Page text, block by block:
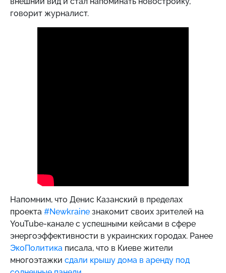
говорит журналист.
Напомним, что Денис Казанский в пределах
проекта #Newkraine знакомит своих зрителей на
YouTube-канале с успешными кейсами в сфере
энергоэффективности в украинских городах. Ранее
ЭкоПолитика писала, что в Киеве жители
многоэтажки сдали крышу дома в аренду под